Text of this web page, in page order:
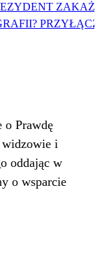
o Prawdę
widzowie i
oddając w
o wsparcie